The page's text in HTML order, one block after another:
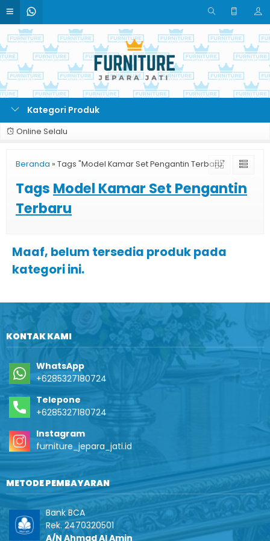
Kategori Produk
Online Selalu
Beranda » Tags "Model Kamar Set Pengantin Terbaru"
Tags Model Kamar Set Pengantin
Terbaru
Maaf, belum tersedia produk pada
kategori ini.
KONTAK KAMI
WhatsApp
+6285327180724
Telepone
+6285327180724
Instagram
furniture_jepara_jati.id
METODE PEMBAYARAN
Bank BCA
Rek. 2470320501
A/N Ahmad Al Amin